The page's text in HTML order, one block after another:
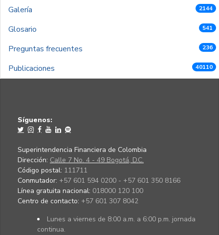
Galería 2144
Glosario 541
Preguntas frecuentes 236
Publicaciones 40110
Síguenos:
Superintendencia Financiera de Colombia
Dirección: Calle 7 No. 4 - 49 Bogotá, D.C.
Código postal: 111711
Conmutador: +57 601 594 0200 - +57 601 350 8166
Línea gratuita nacional: 018000 120 100
Centro de contacto: +57 601 307 8042
Lunes a viernes de 8:00 a.m. a 6:00 p.m. jornada
continua.